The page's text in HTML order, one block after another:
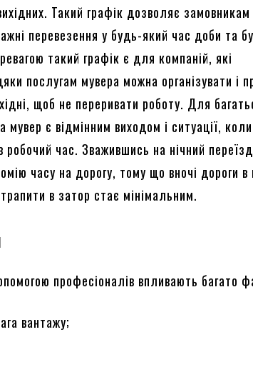
Такий графік дозволяє замовникам
перевезення у будь-який час доби та
такий графік є для компаній, які
послугам мувера можна організувати і
щоб не переривати роботу. Для
мувер є відмінним виходом і ситуації, коли
час. Зважившись на нічний
часу на дорогу, тому що вночі дороги в
в затор стає мінімальним.
професіоналів впливають багато
вантажу;